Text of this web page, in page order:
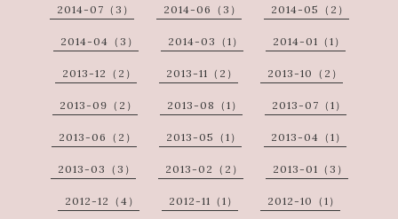
2014-07（3） 2014-06（3） 2014-05（2）
2014-04（3） 2014-03（1） 2014-01（1）
2013-12（2） 2013-11（2） 2013-10（2）
2013-09（2） 2013-08（1） 2013-07（1）
2013-06（2） 2013-05（1） 2013-04（1）
2013-03（3） 2013-02（2） 2013-01（3）
2012-12（4） 2012-11（1） 2012-10（1）